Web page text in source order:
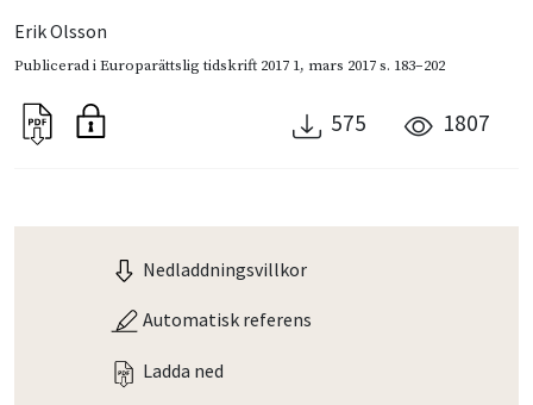
Erik Olsson
Publicerad iEuroparättslig tidskrift 2017 1, mars 2017s. 183–202
575 1807
Nedladdningsvillkor
Automatisk referens
Ladda ned